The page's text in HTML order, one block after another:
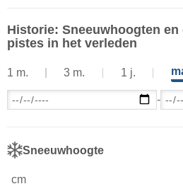
Historie: Sneeuwhoogten
pistes in het verleden
1 m. 3 m. 1 j.
-
Sneeuwhoogte
cm